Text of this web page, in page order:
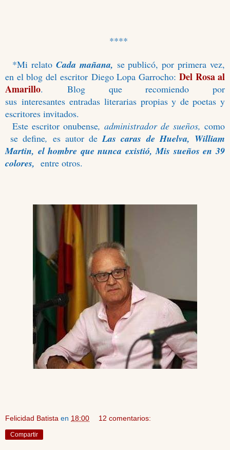
****
*Mi relato Cada mañana, se publicó, por primera vez,
en el blog del escritor Diego Lopa Garrocho: Del Rosa al
Amarillo. Blog que recomiendo por
sus interesantesentradas literarias propias y de poetas y
escritores invitados.
Este escritor onubense, administrador de sueños, como
se define, es autor deLas caras de Huelva, William
Martin, el hombre que nunca existió, Mis sueños en 39
colores, entre otros.
Felicidad Batista en 18:00 12 comentarios:
Compartir